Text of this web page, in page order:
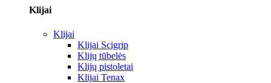
Klijai
Klijai
Klijai Scigrip
Klijų tūbelės
Klijų pistoletai
Klijai Tenax